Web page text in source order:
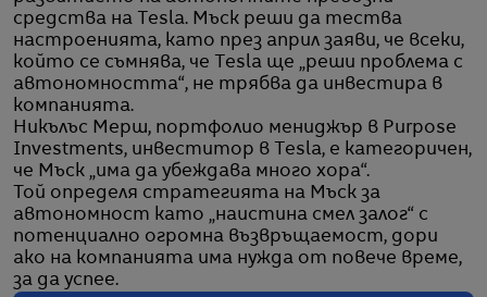
средства на Tesla. Мъск реши да тества
настроенията, като през април заяви, че всеки,
който се съмнява, че Tesla ще „реши проблема с
автономността“, не трябва да инвестира в
компанията.
Никълъс Мерш, портфолио мениджър в Purpose
Investments, инвеститор в Tesla, е категоричен,
че Мъск „има да убеждава много хора“.
Той определя стратегията на Мъск за
автономност като „наистина смел залог“ с
потенциално огромна възвръщаемост, дори
ако на компанията има нужда от повече време,
за да успее.